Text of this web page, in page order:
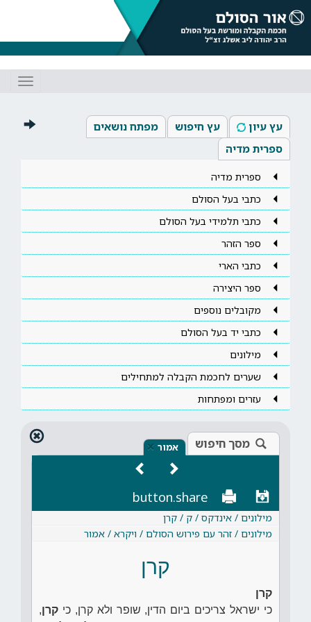
עץ עיון עץ חיפוש
מפתח נושאים
ספרית מדיה
ספרית מדיה
כתבי בעל הסולם
כתבי תלמידי בעל הסולם
ספר הזהר
כתבי הארי
ספר היצירה
מקובלים נוספים
כתבי יד בעל הסולם
מילונים
שערים לחכמת הקבלה למתחילים
עזרים ומפתחות
מסך חיפוש אמור ×
button.share
מילונים / אינדקס / ק / קרן
מילונים / זהר עם פירוש הסולם / ויקרא / אמור
קרן
קרן
כי ישראל צריכים ביום הדין, שופר ולא קרן, כי קרן,